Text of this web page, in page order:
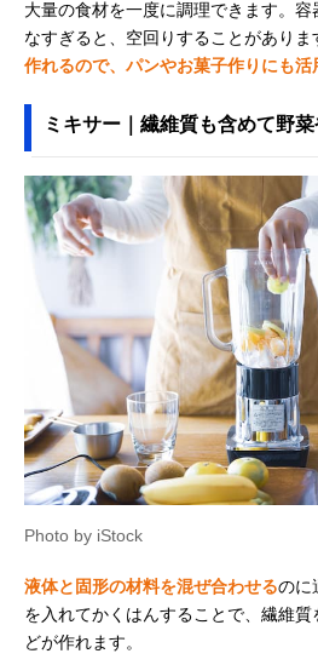
大量の食材を一度に調理できます。
なすぎると、空回りすることがありま
作れるので、パンやお菓子作りにも活
ミキサー｜繊維質も含めて野
Photo by iStock
液体と固形の材料を混ぜ合わせるのに
を入れてかくはんすることで、繊維
どが作れます。